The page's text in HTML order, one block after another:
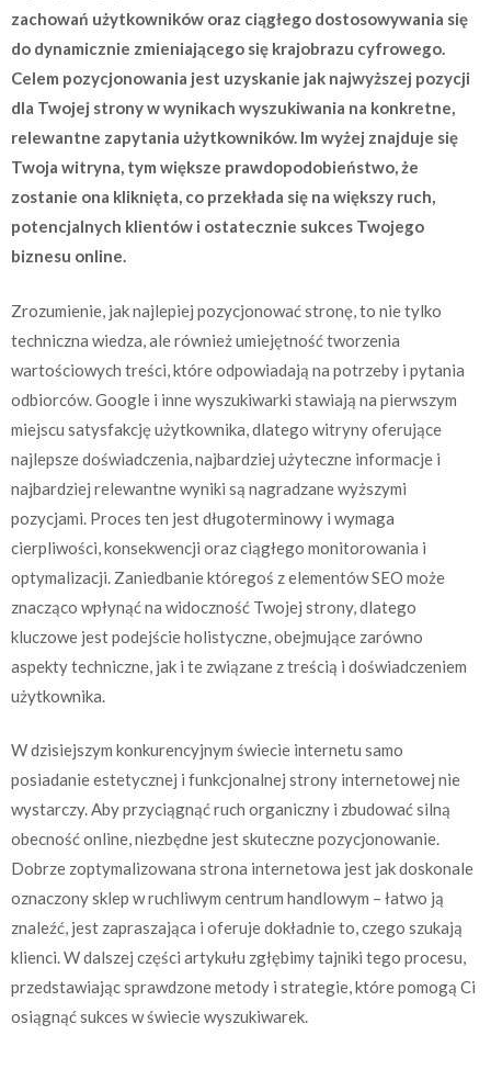
zachowań użytkowników oraz ciągłego dostosowywania się
do dynamicznie zmieniającego się krajobrazu cyfrowego.
Celem pozycjonowania jest uzyskanie jak najwyższej pozycji
dla Twojej strony w wynikach wyszukiwania na konkretne,
relewantne zapytania użytkowników. Im wyżej znajduje się
Twoja witryna, tym większe prawdopodobieństwo, że
zostanie ona kliknięta, co przekłada się na większy ruch,
potencjalnych klientów i ostatecznie sukces Twojego
biznesu online.
Zrozumienie, jak najlepiej pozycjonować stronę, to nie tylko
techniczna wiedza, ale również umiejętność tworzenia
wartościowych treści, które odpowiadają na potrzeby i pytania
odbiorców. Google i inne wyszukiwarki stawiają na pierwszym
miejscu satysfakcję użytkownika, dlatego witryny oferujące
najlepsze doświadczenia, najbardziej użyteczne informacje i
najbardziej relewantne wyniki są nagradzane wyższymi
pozycjami. Proces ten jest długoterminowy i wymaga
cierpliwości, konsekwencji oraz ciągłego monitorowania i
optymalizacji. Zaniedbanie któregoś z elementów SEO może
znacząco wpłynąć na widoczność Twojej strony, dlatego
kluczowe jest podejście holistyczne, obejmujące zarówno
aspekty techniczne, jak i te związane z treścią i doświadczeniem
użytkownika.
W dzisiejszym konkurencyjnym świecie internetu samo
posiadanie estetycznej i funkcjonalnej strony internetowej nie
wystarczy. Aby przyciągnąć ruch organiczny i zbudować silną
obecność online, niezbędne jest skuteczne pozycjonowanie.
Dobrze zoptymalizowana strona internetowa jest jak doskonale
oznaczony sklep w ruchliwym centrum handlowym – łatwo ją
znaleźć, jest zapraszająca i oferuje dokładnie to, czego szukają
klienci. W dalszej części artykułu zgłębimy tajniki tego procesu,
przedstawiając sprawdzone metody i strategie, które pomogą Ci
osiągnąć sukces w świecie wyszukiwarek.